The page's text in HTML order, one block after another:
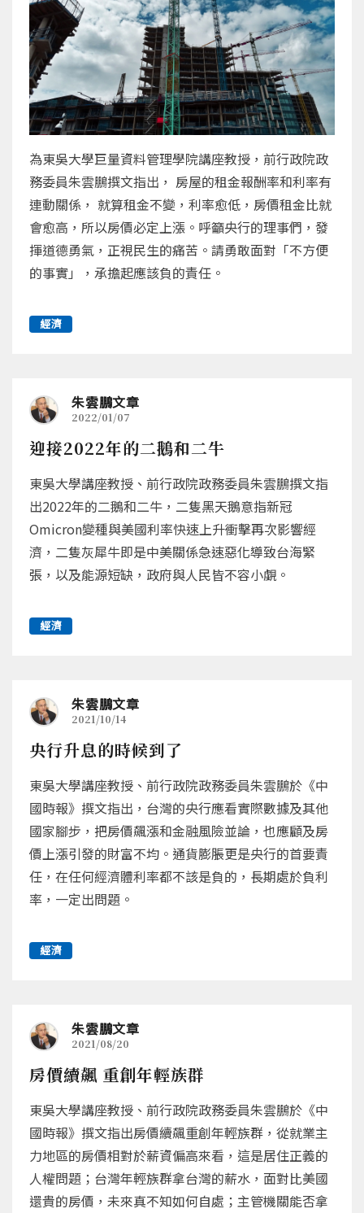
為東吳大學巨量資料管理學院講座教授，前行政院政
務委員朱雲鵬撰文指出， 房屋的租金報酬率和利率有
連動關係， 就算租金不變，利率愈低，房價租金比就
會愈高，所以房價必定上漲。呼籲央行的理事們，發
揮道德勇氣，正視民生的痛苦。請勇敢面對「不方便
的事實」，承擔起應該負的責任。
經濟
朱雲鵬文章
2022/01/07
迎接2022年的二鵝和二牛
東吳大學講座教授、前行政院政務委員朱雲鵬撰文指
出2022年的二鵝和二牛，二隻黑天鵝意指新冠
Omicron變種與美國利率快速上升衝擊再次影響經
濟，二隻灰犀牛即是中美關係急速惡化導致台海緊
張，以及能源短缺，政府與人民皆不容小覷。
經濟
朱雲鵬文章
2021/10/14
央行升息的時候到了
東吳大學講座教授、前行政院政務委員朱雲鵬於《中
國時報》撰文指出，台灣的央行應看實際數據及其他
國家腳步，把房價飆漲和金融風險並論，也應顧及房
價上漲引發的財富不均。通貨膨脹更是央行的首要責
任，在任何經濟體利率都不該是負的，長期處於負利
率，一定出問題。
經濟
朱雲鵬文章
2021/08/20
房價續飆 重創年輕族群
東吳大學講座教授、前行政院政務委員朱雲鵬於《中
國時報》撰文指出房價續飆重創年輕族群，從就業主
力地區的房價相對於薪資偏高來看，這是居住正義的
人權問題；台灣年輕族群拿台灣的薪水，面對比美國
還貴的房價，未來真不知如何自處；主管機關能否拿